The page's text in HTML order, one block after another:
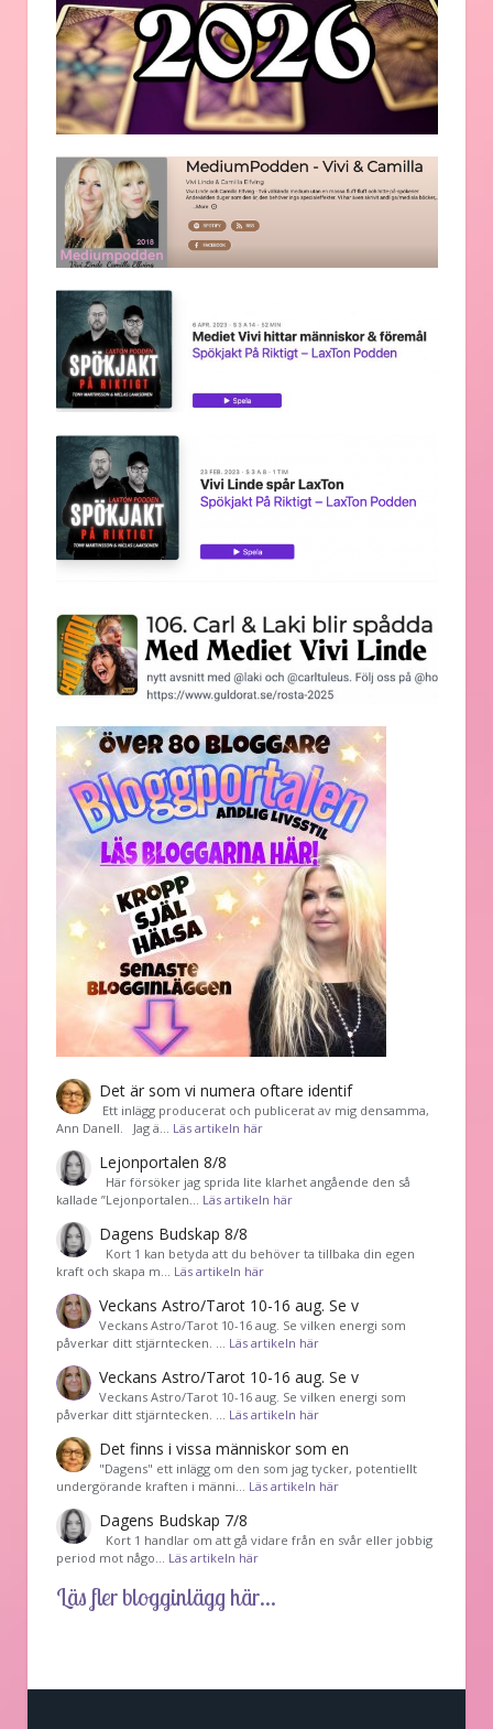
Det är som vi numera oftare identif
͏ Ett inlägg producerat och publicerat av mig densamma,
Ann Danell. Jag ä… Läs artikeln här
Lejonportalen 8/8
Här försöker jag sprida lite klarhet angående den så
kallade ”Lejonportalen… Läs artikeln här
Dagens Budskap 8/8
Kort 1 kan betyda att du behöver ta tillbaka din egen
kraft och skapa m… Läs artikeln här
Veckans Astro/Tarot 10-16 aug. Se v
Veckans Astro/Tarot 10-16 aug. Se vilken energi som
påverkar ditt stjärntecken. … Läs artikeln här
Veckans Astro/Tarot 10-16 aug. Se v
Veckans Astro/Tarot 10-16 aug. Se vilken energi som
påverkar ditt stjärntecken. … Läs artikeln här
Det finns i vissa människor som en
"Dagens" ett inlägg om den som jag tycker, potentiellt
undergörande kraften i männi… Läs artikeln här
Dagens Budskap 7/8
Kort 1 handlar om att gå vidare från en svår eller jobbig
period mot någo… Läs artikeln här
Läs fler blogginlägg här...